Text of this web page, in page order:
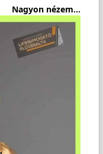
Nagyon nézem...